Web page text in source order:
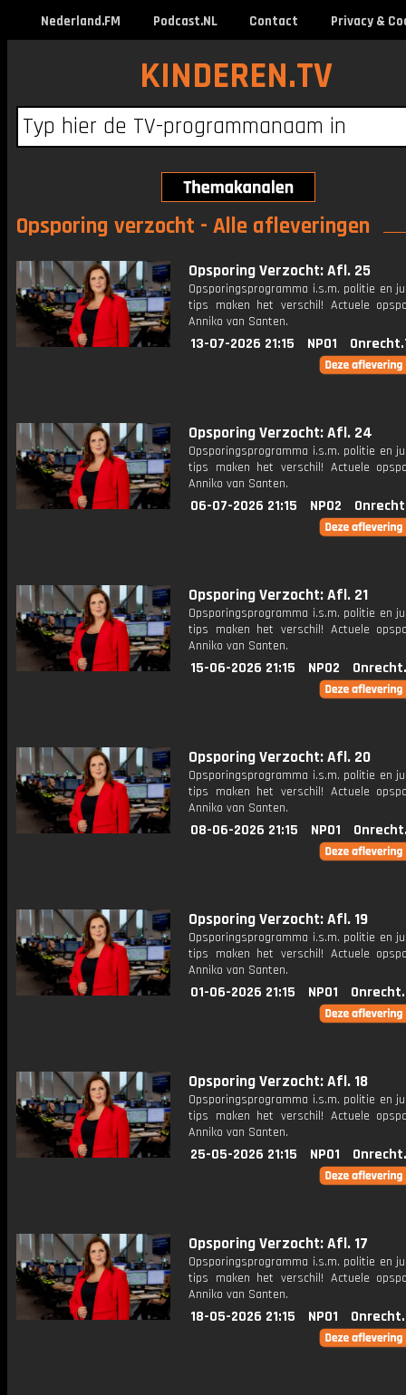
Nederland.FM Podcast.NL Contact Privacy &
KINDEREN.TV
Opsporing verzocht - Alle afleveringen
Opsporing Verzocht: Afl. 25
Opsporingsprogramma i.s.m. politie en
tips maken het verschil! Actuele
Anniko van Santen.
13-07-2026 21:15 NPO1
Opsporing Verzocht: Afl. 24
Opsporingsprogramma i.s.m. politie en
tips maken het verschil! Actuele
Anniko van Santen.
06-07-2026 21:15 NPO2
Opsporing Verzocht: Afl. 21
Opsporingsprogramma i.s.m. politie en
tips maken het verschil! Actuele
Anniko van Santen.
15-06-2026 21:15 NPO2
Opsporing Verzocht: Afl. 20
Opsporingsprogramma i.s.m. politie en
tips maken het verschil! Actuele
Anniko van Santen.
08-06-2026 21:15 NPO1
Opsporing Verzocht: Afl. 19
Opsporingsprogramma i.s.m. politie en
tips maken het verschil! Actuele
Anniko van Santen.
01-06-2026 21:15 NPO1
Opsporing Verzocht: Afl. 18
Opsporingsprogramma i.s.m. politie en
tips maken het verschil! Actuele
Anniko van Santen.
25-05-2026 21:15 NPO1
Opsporing Verzocht: Afl. 17
Opsporingsprogramma i.s.m. politie en
tips maken het verschil! Actuele
Anniko van Santen.
18-05-2026 21:15 NPO1